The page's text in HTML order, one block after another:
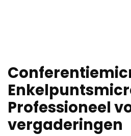
Professioneel
vergaderingen